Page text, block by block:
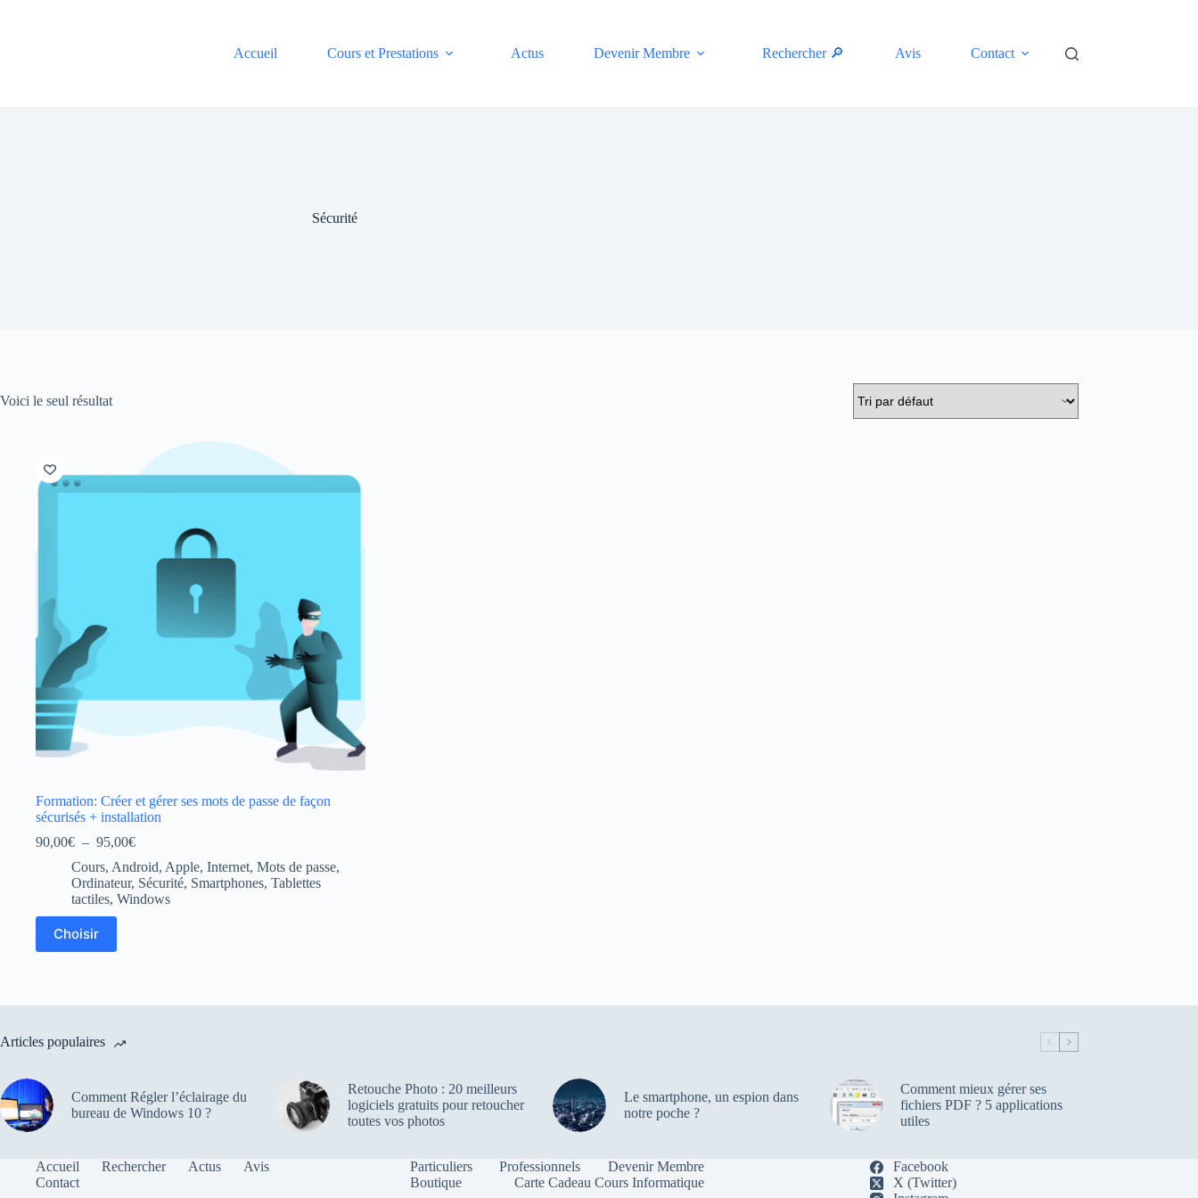
Accueil
Cours et Prestations Actus Devenir Membre Rechercher 🔎 Avis Contact
Sécurité
Voici le seul résultat
Formation: Créer et gérer ses mots de passe de façon
sécurisés + installation
90,00€ – 95,00€Plage
prix :
90,00€
à
Cours, Android, Apple, Internet, Mots de passe,
Ordinateur, Sécurité, Smartphones, Tablettes
tactiles, Windows
Choisir
Ce
produit
a
Les
peuvent
être
sur
la
page
du
Articles populaires
Comment Régler l’éclairage du
bureau de Windows 10 ?
Retouche Photo : 20 meilleurs
logiciels gratuits pour retoucher
toutes vos photos
Le smartphone, un espion dans
notre poche ?
Comment mieux gérer ses
fichiers PDF ? 5 applications
utiles
Accueil Rechercher Actus
Avis
Contact
Particuliers Professionnels
Devenir Membre
Boutique
Carte Cadeau Cours Informatique
Facebook
X (Twitter)